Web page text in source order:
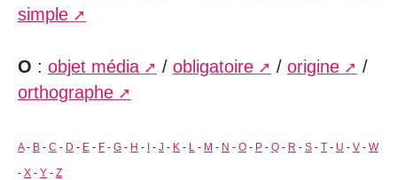
simple
O : objet média / obligatoire / origine
/
orthographe
A- B - C - D - E - F - G - H - I - J - K - L - M - N - O - P - Q - R - S - T - U - V - W
- X - Y - Z